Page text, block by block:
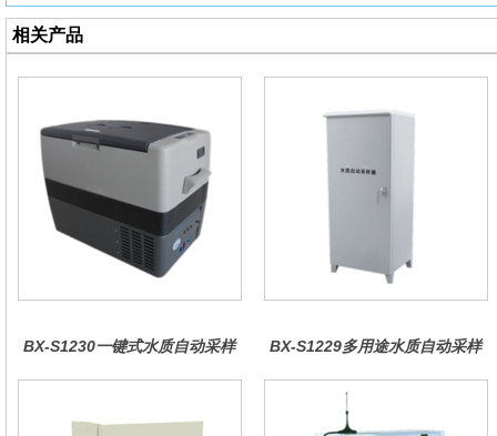
相关产品
BX-S1230一键式水质自动采样
BX-S1229多用途水质自动采样